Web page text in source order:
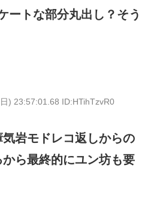
ートな部分丸出し？そう
) 23:57:01.68 ID:HTihTzvR0
岩モドレコ返しからの
から最終的にユン坊も要